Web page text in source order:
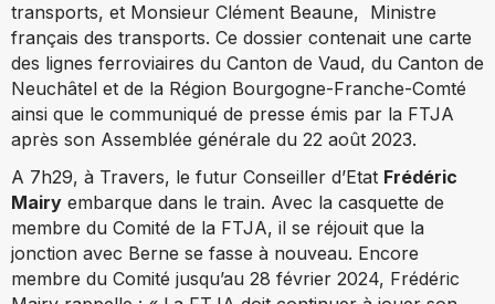
transports, et Monsieur Clément Beaune, Ministre
français des transports. Ce dossier contenait une carte
des lignes ferroviaires du Canton de Vaud, du Canton de
Neuchâtel et de la Région Bourgogne-Franche-Comté
ainsi que le communiqué de presse émis par la FTJA
après son Assemblée générale du 22 août 2023.
A 7h29, à Travers, le futur Conseiller d’Etat Frédéric
Mairy embarque dans le train. Avec la casquette de
membre du Comité de la FTJA, il se réjouit que la
jonction avec Berne se fasse à nouveau. Encore
membre du Comité jusqu’au 28 février 2024, Frédéric